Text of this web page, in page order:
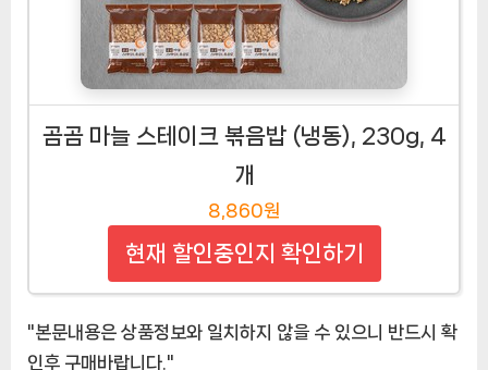
곰곰 마늘 스테이크 볶음밥 (냉동), 230g, 4
개
8,860원
현재 할인중인지 확인하기
"본문내용은 상품정보와 일치하지 않을 수 있으니 반드시 확
인후 구매바랍니다."